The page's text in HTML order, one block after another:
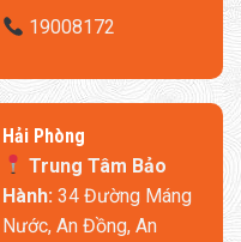
carbon + đệm
mỏi vai gáy.
dễ dàng vệ sinh với
19008172
​Hải Phòng
Trung Tâm Bảo
Hành: 34 Đường Máng
Nước, An Đồng, An